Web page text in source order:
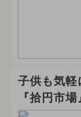
子供も気
『拾円市場